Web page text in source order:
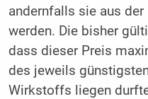
andernfalls sie aus
werden. Die bisher
dass dieser Preis
des jeweils
Wirkstoffs liegen